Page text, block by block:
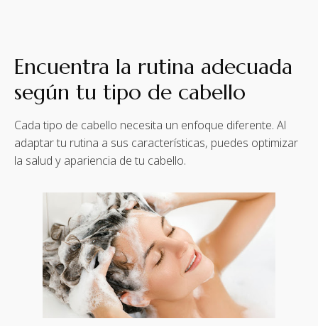
Encuentra la rutina adecuada
según tu tipo de cabello
Cada tipo de cabello necesita un enfoque diferente. Al
adaptar tu rutina a sus características, puedes optimizar
la salud y apariencia de tu cabello.